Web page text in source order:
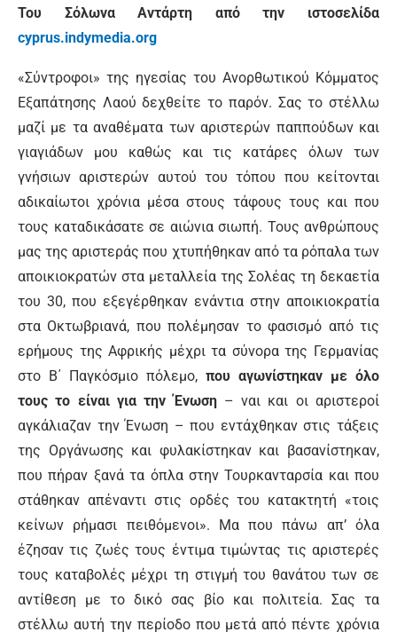
Του Σόλωνα Αντάρτη από την ιστοσελίδα
cyprus.indymedia.org
«Σύντροφοι» της ηγεσίας του Ανορθωτικού Κόμματος
Εξαπάτησης Λαού δεχθείτε το παρόν. Σας το στέλλω
μαζί με τα αναθέματα των αριστερών παππούδων και
γιαγιάδων μου καθώς και τις κατάρες όλων των
γνήσιων αριστερών αυτού του τόπου που κείτονται
αδικαίωτοι χρόνια μέσα στους τάφους τους και που
τους καταδικάσατε σε αιώνια σιωπή. Τους ανθρώπους
μας της αριστεράς που χτυπήθηκαν από τα ρόπαλα των
αποικιοκρατών στα μεταλλεία της Σολέας τη δεκαετία
του 30, που εξεγέρθηκαν ενάντια στην αποικιοκρατία
στα Οκτωβριανά, που πολέμησαν το φασισμό από τις
ερήμους της Αφρικής μέχρι τα σύνορα της Γερμανίας
στο Β΄ Παγκόσμιο πόλεμο, που αγωνίστηκαν με όλο
τους το είναι για την Ένωση– ναι και οι αριστεροί
αγκάλιαζαν την Ένωση – που εντάχθηκαν στις τάξεις
της Οργάνωσης και φυλακίστηκαν και βασανίστηκαν,
που πήραν ξανά τα όπλα στην Τουρκανταρσία και που
στάθηκαν απέναντι στις ορδές του κατακτητή «τοις
κείνων ρήμασι πειθόμενοι». Μα που πάνω απ’ όλα
έζησαν τις ζωές τους έντιμα τιμώντας τις αριστερές
τους καταβολές μέχρι τη στιγμή του θανάτου των σε
αντίθεση με το δικό σας βίο και πολιτεία. Σας τα
στέλλω αυτή την περίοδο που μετά από πέντε χρόνια